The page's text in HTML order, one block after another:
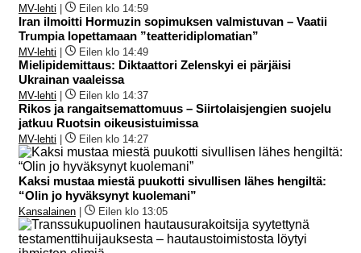
MV-lehti Eilen klo 14:59
Iran ilmoitti Hormuzin sopimuksen valmistuvan – Vaatii
Trumpia lopettamaan ”teatteridiplomatian”
MV-lehti Eilen klo 14:49
Mielipidemittaus: Diktaattori Zelenskyi ei pärjäisi
Ukrainan vaaleissa
MV-lehti Eilen klo 14:37
Rikos ja rangaitsemattomuus – Siirtolaisjengien suojelu
jatkuu Ruotsin oikeusistuimissa
MV-lehti Eilen klo 14:27
Kaksi mustaa miestä puukotti sivullisen lähes hengiltä:
“Olin jo hyväksynyt kuolemani”
Kansalainen Eilen klo 13:05